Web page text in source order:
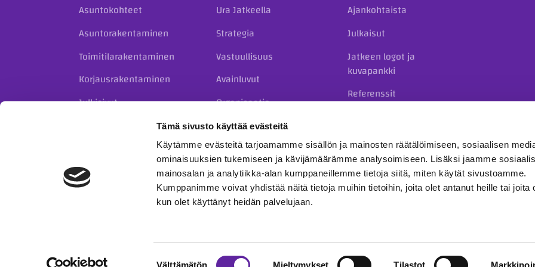
Tämä sivusto käyttää evästeitä
Käytämme evästeitä tarjoamamme sisällön ja mainosten räätälöimiseen, sosiaalisen
ominaisuuksien tukemiseen ja kävijämäärämme analysoimiseen. Lisäksi jaamme
mainosalan ja analytiikka-alan kumppaneillemme tietoja siitä, miten käytät sivustoamme.
Kumppanimme voivat yhdistää näitä tietoja muihin tietoihin, joita olet antanut heille tai joita
kun olet käyttänyt heidän palvelujaan.
Välttämätön Mieltymykset Tilastot
Asuntokohteet
Asuntorakentaminen
Toimitilarakentaminen
Korjausrakentaminen
Julkisivut
Täydennysrakentaminen
taloyhtiöille
Ura Jatkeella
Strategia
Vastuullisuus
Avainluvut
Organisaatio
Historia
Ajankohtaista
Julkaisut
Jatkeen logot ja
kuvapankki
Referenssit
© 2023 Jatke Oy TietosuojaselosteEettiset ohjeetIlmoituskanava